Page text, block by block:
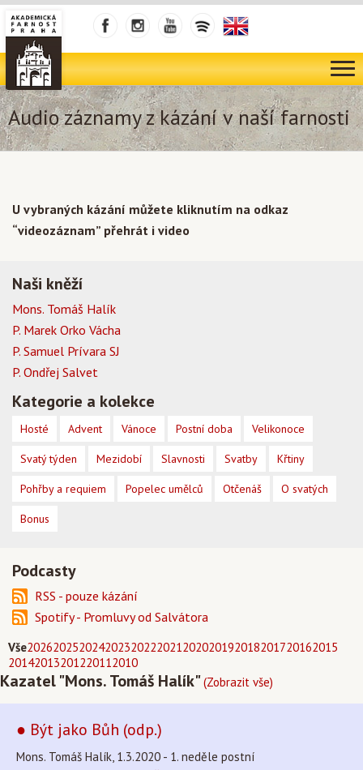
Audio záznamy z kázání v naší farnosti
Vše202620252024202320222021202020192018201720162015
20142013201220112010
Kazatel "Mons. Tomáš Halík"(Zobrazit vše)
● Být jako Bůh (odp.)
Mons. Tomáš Halík, 1.3.2020 - 1. neděle postní
U vybraných kázání můžete kliknutím na odkaz
“videozáznam” přehrát i video
Naši kněží
Mons. Tomáš Halík
P. Marek Orko Vácha
P. Samuel Prívara SJ
P. Ondřej Salvet
Kategorie a kolekce
Hosté Advent Vánoce Postní doba Velikonoce
Svatý týden Mezidobí Slavnosti Svatby Křtiny
Pohřby a requiem Popelec umělců Otčenáš O svatých
Bonus
Podcasty
RSS - pouze kázání
Spotify - Promluvy od Salvátora